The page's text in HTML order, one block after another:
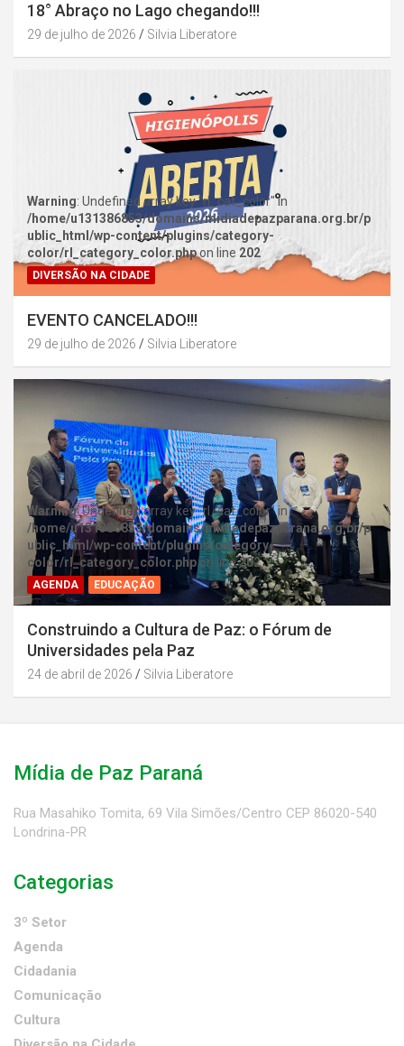
18° Abraço no Lago chegando!!!
29 de julho de 2026 Silvia Liberatore
Warning: Undefined array key "rl_cat_color" in
/home/u131386853/domains/midiadepazparana.org.br/p
ublic_html/wp-content/plugins/category-
color/rl_category_color.phpon line 202
DIVERSÃO NA CIDADE
EVENTO CANCELADO!!!
29 de julho de 2026 Silvia Liberatore
Warning: Undefined array key "rl_cat_color" in
/home/u131386853/domains/midiadepazparana.org.br/p
ublic_html/wp-content/plugins/category-
color/rl_category_color.phpon line202
AGENDA EDUCAÇÃO
Construindo a Cultura de Paz: o Fórum de
Universidades pela Paz
24 de abril de 2026 Silvia Liberatore
Mídia de Paz Paraná
Rua Masahiko Tomita, 69 Vila Simões/Centro CEP 86020-540
Londrina-PR
Categorias
3º Setor
Agenda
Cidadania
Comunicação
Cultura